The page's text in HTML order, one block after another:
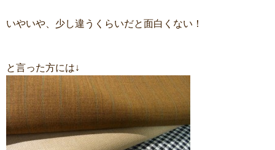
いやいや、少し違うくらいだと面白くない！
と言った方には↓